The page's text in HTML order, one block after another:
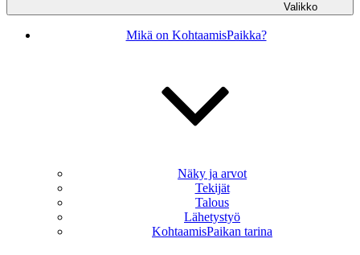
Valikko
Mikä on KohtaamisPaikka?
Näky ja arvot
Tekijät
Talous
Lähetystyö
KohtaamisPaikan tarina